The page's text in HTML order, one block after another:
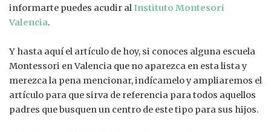
informarte puedes acudir alInstituto Montesori
Valencia.
Y hasta aquí el artículo de hoy, si conoces alguna escuela
Montessori en Valencia que no aparezca en esta lista y
merezca la pena mencionar, indícamelo y ampliaremos el
artículo para que sirva de referencia para todos aquellos
padres que busquen un centro de este tipo para sus hijos.